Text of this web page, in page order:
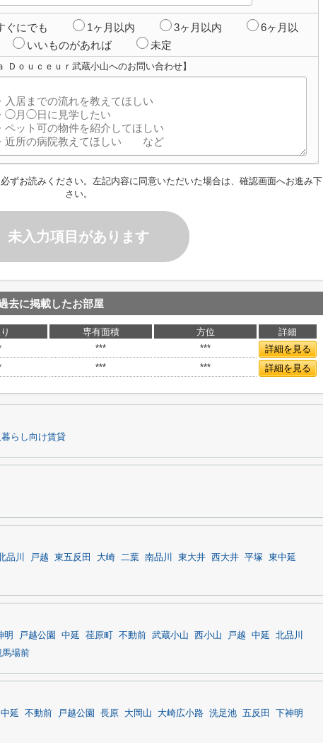
ぐにでも 1ヶ月以内 3ヶ月以内
6ヶ月以
いいものがあれば 未定
Ｄｏｕｃｅｕｒ武蔵小山へのお問い合わせ】
ずお読みください。左記内容に同意いただいた場合は、確認画面へお進み下
さい。
未入力項目があります
去に掲載したお部屋
専有面積 方位
詳細
*** ***
詳細を見る
*** *** 詳細を見る
暮らし向け賃貸
品川 戸越 東五反田 大崎 二葉 南品川 東大井 西大井 平塚 東中延
明 戸越公園 中延 荏原町 不動前 武蔵小山 西小山 戸越 中延
北品川
馬場前
中延 不動前 戸越公園 長原 大岡山 大崎広小路 洗足池 五反田
下神明